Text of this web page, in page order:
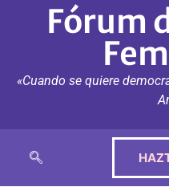
Fórum
«Cuando se quiere